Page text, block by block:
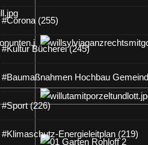
#Corona (255)
#Kultur Bücherei (245)
#Baumaßnahmen Hochbau
#Sport (226)
#Klimaschutz-Energieleitplan (219)